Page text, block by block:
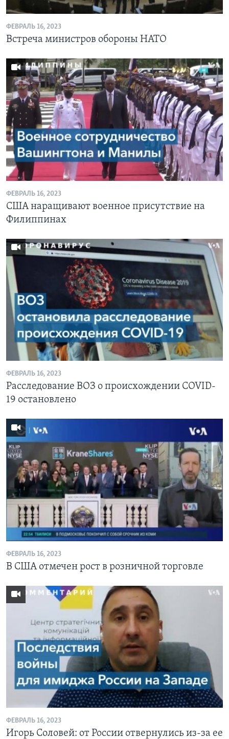
ФЕВРАЛЬ 16, 2023
Встреча министров обороны НАТО
ФЕВРАЛЬ 16, 2023
США наращивают военное присутствие на
Филиппинах
ФЕВРАЛЬ 16, 2023
Расследование ВОЗ о происхождении COVID-
19 остановлено
ФЕВРАЛЬ 16, 2023
В США отмечен рост в розничной торговле
ФЕВРАЛЬ 16, 2023
Игорь Соловей: от России отвернулись из-за ее